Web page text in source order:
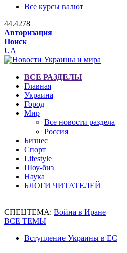
Все курсы валют
44.4278
Авторизация
Поиск
UA
ВСЕ РАЗДЕЛЫ
Главная
Украина
Город
Мир
Все новости раздела
Россия
Бизнес
Спорт
Lifestyle
Шоу-биз
Наука
БЛОГИ ЧИТАТЕЛЕЙ
СПЕЦТЕМА: Война в Иране
ВСЕ ТЕМЫ
Вступление Украины в ЕС